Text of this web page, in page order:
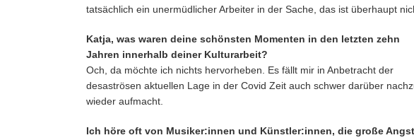
tatsächlich ein unermüdlicher Arbeiter in der Sache, das ist überhaupt
Katja, was waren deine schönsten Momenten in den letzten zehn
Jahren innerhalb deiner Kulturarbeit?
Och, da möchte ich nichts hervorheben. Es fällt mir in Anbetracht der
desaströsen aktuellen Lage in der Covid Zeit auch schwer darüber
wieder aufmacht.
Ich höre oft von Musiker:innen und Künstler:innen, die große